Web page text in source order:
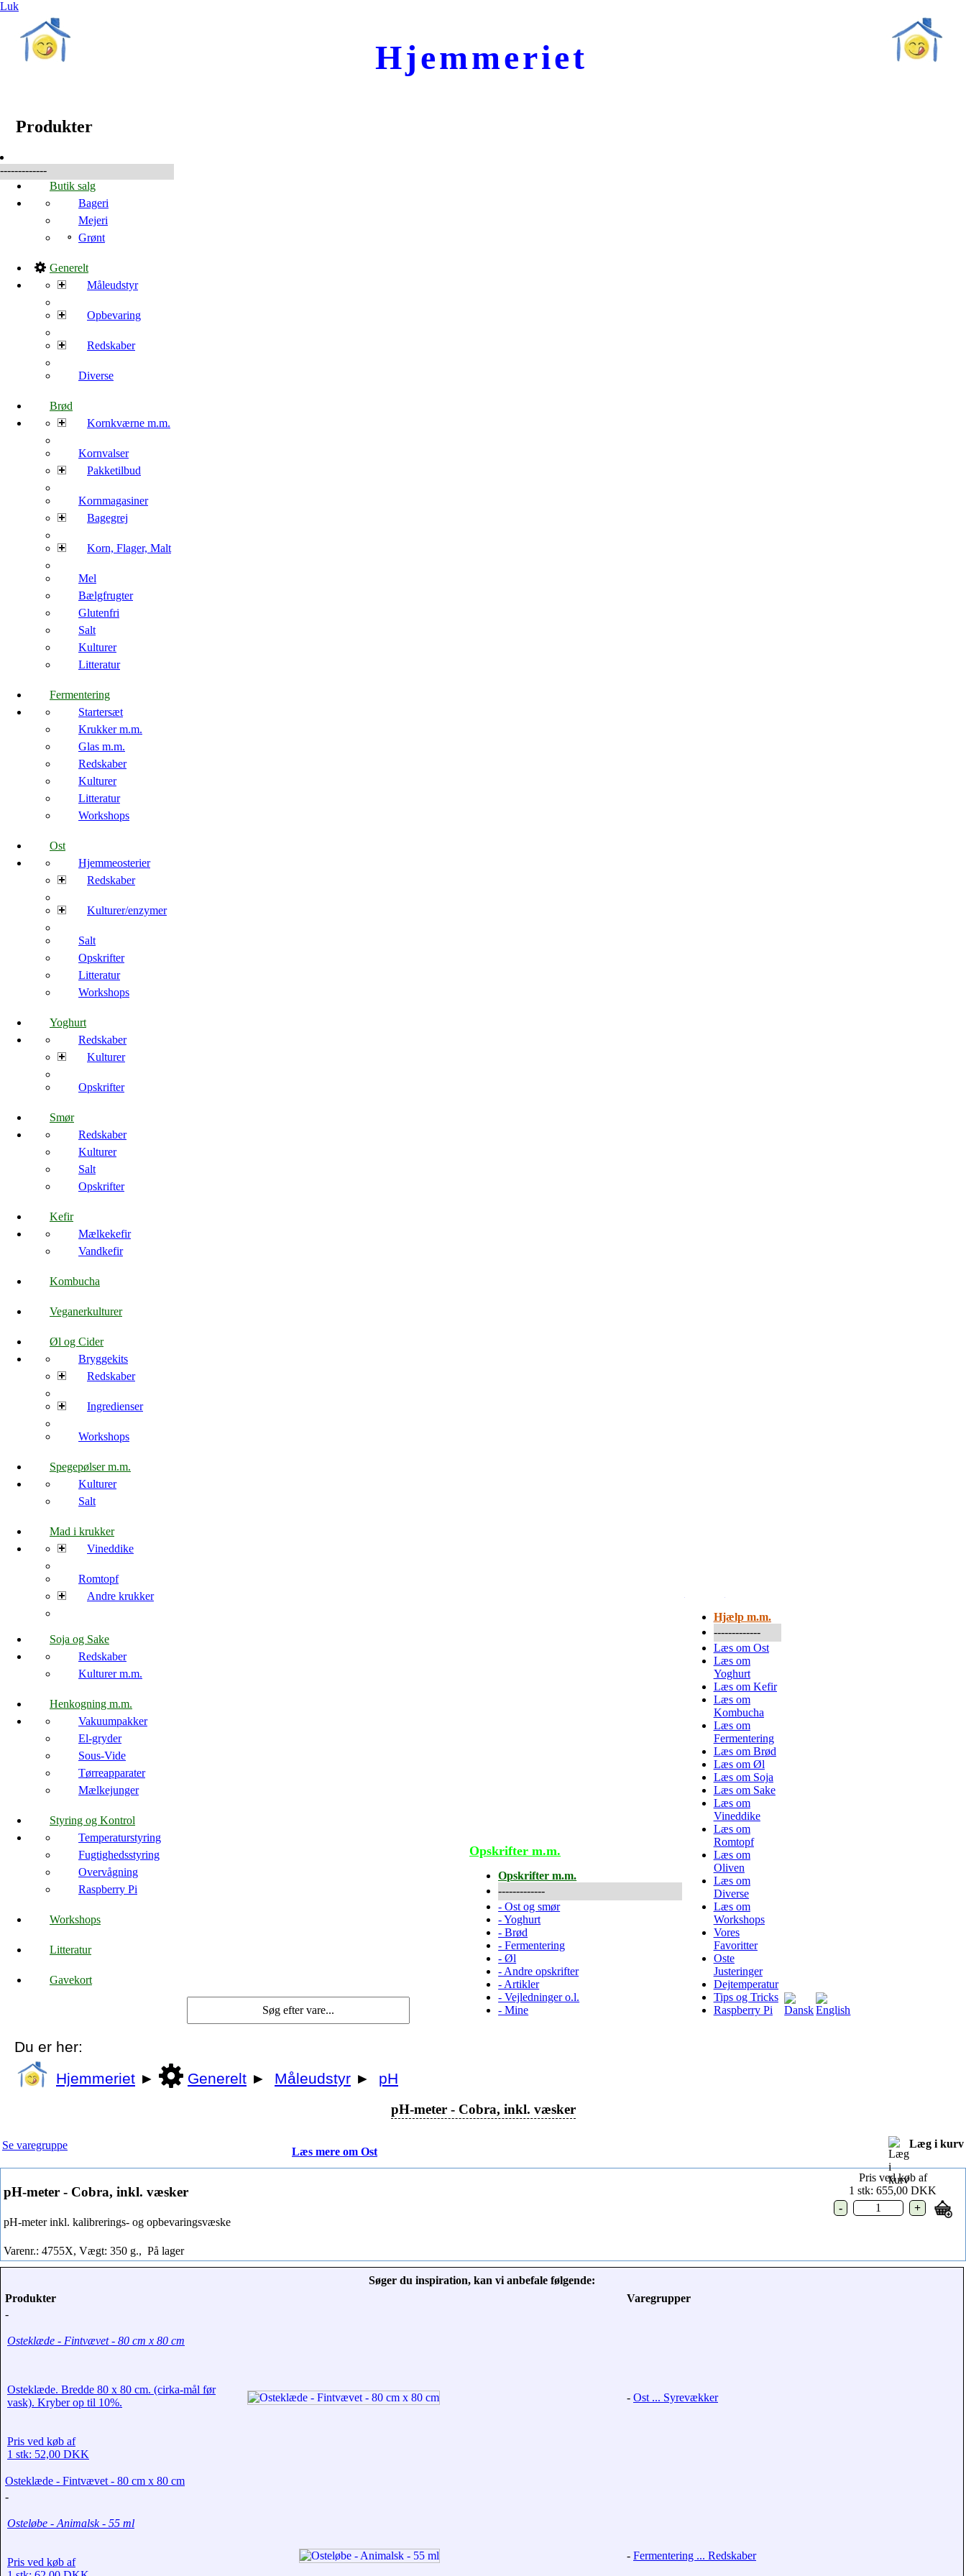
Luk
Hjemmeriet
Produkter
-------------
Butik salg
Bageri
Mejeri
Grønt
Generelt
Måleudstyr
Opbevaring
Redskaber
Diverse
Brød
Kornkværne m.m.
Kornvalser
Pakketilbud
Kornmagasiner
Bagegrej
Korn, Flager, Malt
Mel
Bælgfrugter
Glutenfri
Salt
Kulturer
Litteratur
Fermentering
Startersæt
Krukker m.m.
Glas m.m.
Redskaber
Kulturer
Litteratur
Workshops
Ost
Hjemmeosterier
Redskaber
Kulturer/enzymer
Salt
Opskrifter
Litteratur
Workshops
Yoghurt
Redskaber
Kulturer
Opskrifter
Smør
Redskaber
Kulturer
Salt
Opskrifter
Kefir
Mælkekefir
Vandkefir
Kombucha
Veganerkulturer
Øl og Cider
Bryggekits
Redskaber
Ingredienser
Workshops
Spegepølser m.m.
Kulturer
Salt
Mad i krukker
Vineddike
Romtopf
Andre krukker
Soja og Sake
Redskaber
Kulturer m.m.
Henkogning m.m.
Vakuumpakker
El-gryder
Sous-Vide
Tørreapparater
Mælkejunger
Styring og Kontrol
Temperaturstyring
Fugtighedsstyring
Overvågning
Raspberry Pi
Workshops
Litteratur
Gavekort
Opskrifter m.m.
Opskrifter m.m.
-------------
-Ost og smør
-Yoghurt
-Brød
-Fermentering
-Øl
- Andre opskrifter
- Artikler
-Vejledninger o.l.
-Mine
Hjælp m.m.
-------------
Læs om Ost
Læs om
Yoghurt
Læs om Kefir
Læs om
Kombucha
Læs om
Fermentering
Læs om Brød
Læs om Øl
Læs om Soja
Læs om Sake
Læs om
Vineddike
Læs om
Romtopf
Læs om
Oliven
Læs om
Diverse
Læs om
Workshops
Vores
Favoritter
Oste
Justeringer
Dejtemperatur
Tips og Tricks
Raspberry Pi
Du er her:
Hjemmeriet ► Generelt ► Måleudstyr ► pH
pH-meter - Cobra, inkl. væsker
Se varegruppe
Læs mere om Ost
Læg i kurv
pH-meter - Cobra, inkl. væsker
pH-meter inkl. kalibrerings- og opbevaringsvæske
Varenr.: 4755X, Vægt: 350 g., På lager
Pris ved køb af
1 stk: 655,00 DKK
Søger du inspiration, kan vi anbefale følgende:
Produkter
Varegrupper
-
Osteklæde - Fintvævet - 80 cm x 80 cm
Osteklæde. Bredde 80 x 80 cm. (cirka-mål før
vask). Kryber op til 10%.
Pris ved køb af
1 stk: 52,00 DKK
Osteklæde - Fintvævet - 80 cm x 80 cm
- Ost ... Syrevækker
-
Osteløbe - Animalsk - 55 ml
Pris ved køb af
- Fermentering ... Redskaber